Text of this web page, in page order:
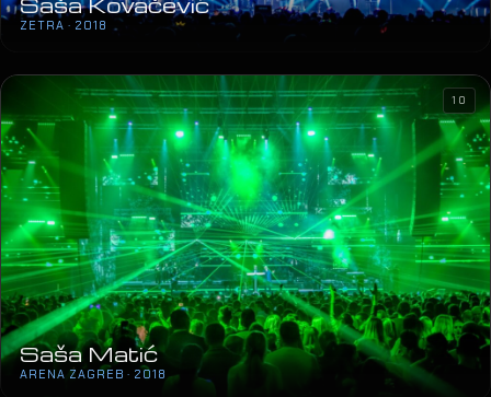
ZETRA · 2018
Saša Matić
ARENA ZAGREB · 2018
10